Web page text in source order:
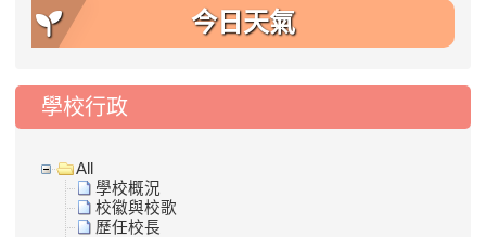
今日天氣
學校行政
All
學校概況
校徽與校歌
歷任校長